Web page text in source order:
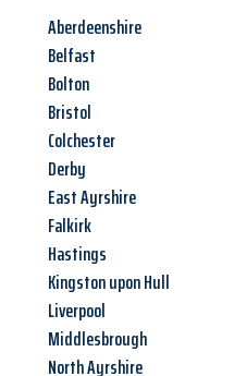
Aberdeenshire
Belfast
Bolton
Bristol
Colchester
Derby
East Ayrshire
Falkirk
Hastings
Kingston upon Hull
Liverpool
Middlesbrough
North Ayrshire